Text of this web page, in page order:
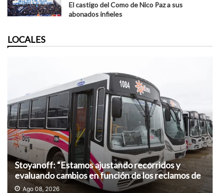
El castigo del Como de Nico Paz a sus
abonados infieles
LOCALES
Stoyanoff: “Estamos ajustando recorridos y
evaluando cambios en función de los reclamos de
los usuarios”
Ago 08, 2026